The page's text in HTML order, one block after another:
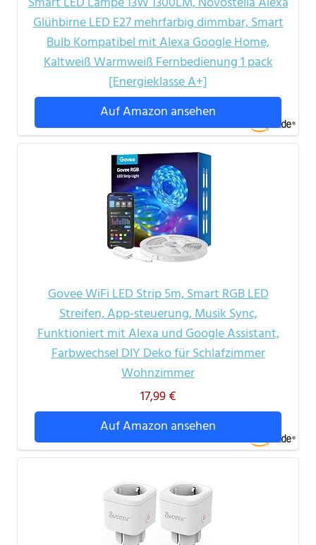
Glühbirne LED E27 mehrfarbig dimmbar, Smart
Bulb Kompatibel mit Alexa Google Home,
Kaltweiß Warmweiß Fernbedienung 1 pack
[Energieklasse A+]
Auf Amazon ansehen
Govee WiFi LED Strip 5m, Smart RGB LED
Streifen, App-steuerung, Musik Sync,
Funktioniert mit Alexa und Google Assistant,
Farbwechsel DIY Deko für Schlafzimmer
Wohnzimmer
17,99 €
Auf Amazon ansehen